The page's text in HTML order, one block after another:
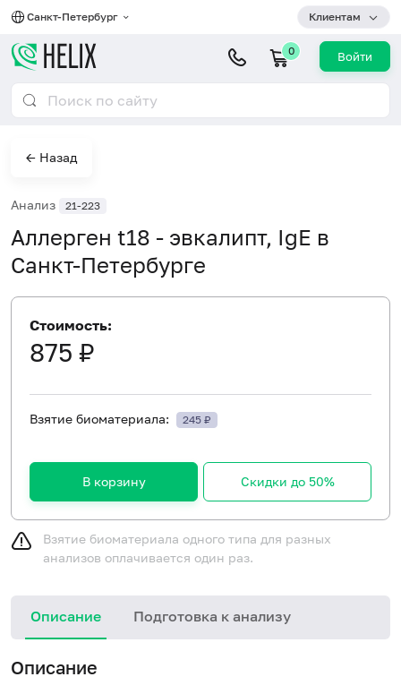
Санкт-Петербург Клиентам
0 Войти
← Назад
Анализ 21-223
Аллерген t18 - эвкалипт, IgE в
Санкт-Петербурге
Стоимость:
875 ₽
Взятие биоматериала: 245 ₽
В корзину Скидки до 50%
Взятие биоматериала одного типа для разных
анализов оплачивается один раз.
Описание Подготовка к анализу
Описание